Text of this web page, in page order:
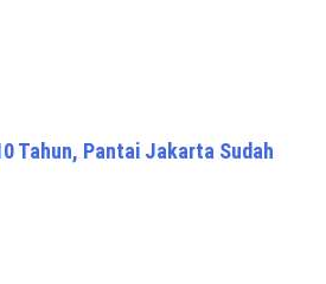
Tahun, Pantai Jakarta Sudah